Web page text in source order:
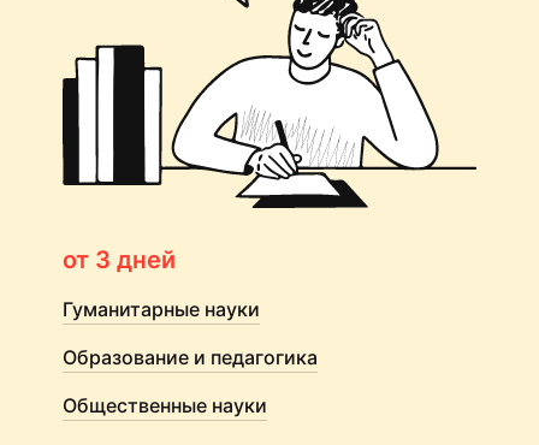
от 3 дней
Гуманитарные науки
Образование и педагогика
Общественные науки